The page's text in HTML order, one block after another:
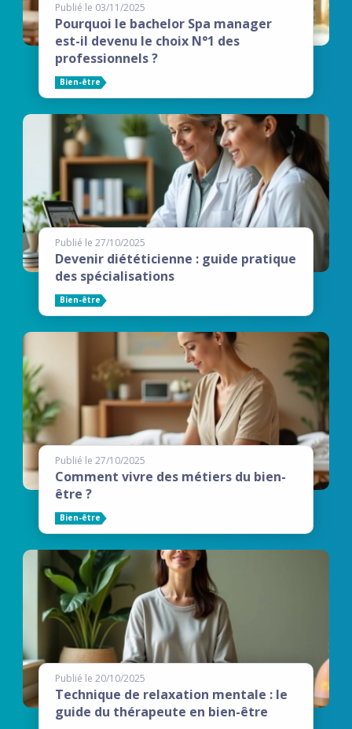
Publié le 03/11/2025
Pourquoi le bachelor Spa manager
est-il devenu le choix N°1 des
professionnels ?
Bien-être
Publié le 27/10/2025
Devenir diététicienne : guide pratique
des spécialisations
Bien-être
Publié le 27/10/2025
Comment vivre des métiers du bien-
être ?
Bien-être
Publié le 20/10/2025
Technique de relaxation mentale : le
guide du thérapeute en bien-être